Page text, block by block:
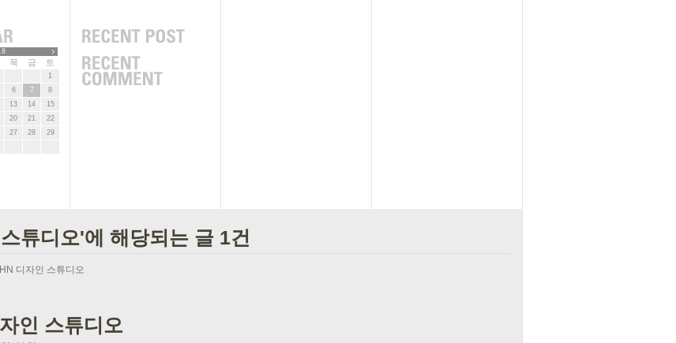
목 금 토
1
6 7
8
13 14
15
20 21
22
27 28
29
튜디오'에 해당되는 글 1건
디자인 스튜디오
인 스튜디오